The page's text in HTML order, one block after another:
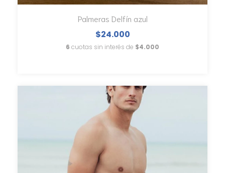
Palmeras Delfín azul
$24.000
6 cuotas sin interés de $4.000